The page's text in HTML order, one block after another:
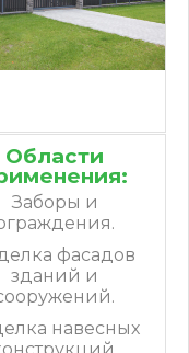
Области
Заборы и
фасадов
зданий и
навесных